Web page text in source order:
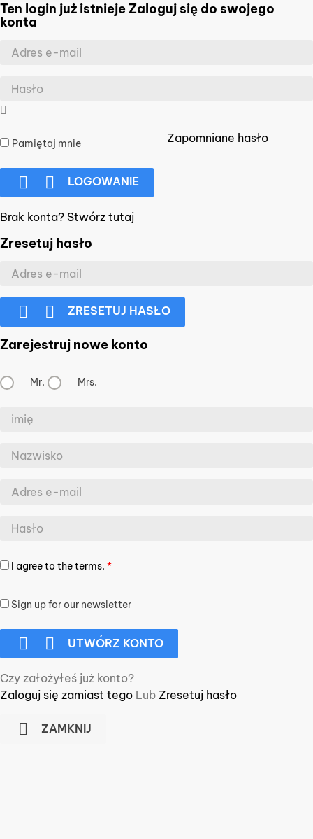
Ten login już istniejeZaloguj się do swojego
konta
Pamiętaj mnie Zapomniane hasło
  LOGOWANIE
Brak konta? Stwórz tutaj
Zresetuj hasło
  ZRESETUJ HASŁO
Zarejestruj nowe konto
Mr. Mrs.
I agree to the terms. *
Sign up for our newsletter
  UTWÓRZ KONTO
Czy założyłeś już konto?
Zaloguj się zamiast tego Lub Zresetuj hasło
 ZAMKNIJ